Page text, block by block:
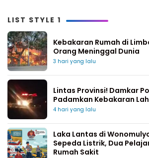
LIST STYLE 1
Kebakaran Rumah di
Orang Meninggal Dunia
3 hari yang lalu
Lintas Provinsi! Damkar
Padamkan Kebakaran
4 hari yang lalu
Laka Lantas di
Sepeda Listrik, Dua
Rumah Sakit